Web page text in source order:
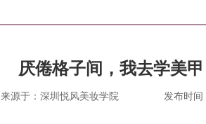
厌倦格子间，我去学美
来源于：深圳悦风美妆学院 发布时